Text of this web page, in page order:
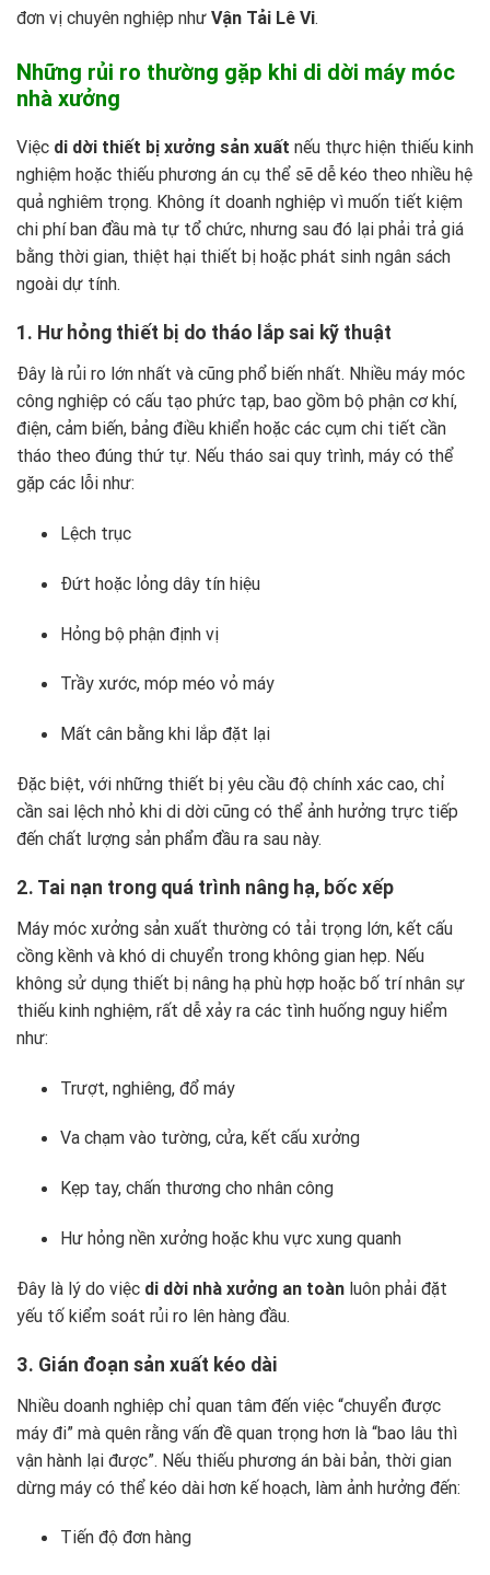
đơn vị chuyên nghiệp như Vận Tải Lê Vi.
Những rủi ro thường gặp khi di dời máy móc
nhà xưởng
Việc di dời thiết bị xưởng sản xuất nếu thực hiện thiếu kinh
nghiệm hoặc thiếu phương án cụ thể sẽ dễ kéo theo nhiều hệ
quả nghiêm trọng. Không ít doanh nghiệp vì muốn tiết kiệm
chi phí ban đầu mà tự tổ chức, nhưng sau đó lại phải trả giá
bằng thời gian, thiệt hại thiết bị hoặc phát sinh ngân sách
ngoài dự tính.
1. Hư hỏng thiết bị do tháo lắp sai kỹ thuật
Đây là rủi ro lớn nhất và cũng phổ biến nhất. Nhiều máy móc
công nghiệp có cấu tạo phức tạp, bao gồm bộ phận cơ khí,
điện, cảm biến, bảng điều khiển hoặc các cụm chi tiết cần
tháo theo đúng thứ tự. Nếu tháo sai quy trình, máy có thể
gặp các lỗi như:
Lệch trục
Đứt hoặc lỏng dây tín hiệu
Hỏng bộ phận định vị
Trầy xước, móp méo vỏ máy
Mất cân bằng khi lắp đặt lại
Đặc biệt, với những thiết bị yêu cầu độ chính xác cao, chỉ
cần sai lệch nhỏ khi di dời cũng có thể ảnh hưởng trực tiếp
đến chất lượng sản phẩm đầu ra sau này.
2. Tai nạn trong quá trình nâng hạ, bốc xếp
Máy móc xưởng sản xuất thường có tải trọng lớn, kết cấu
cồng kềnh và khó di chuyển trong không gian hẹp. Nếu
không sử dụng thiết bị nâng hạ phù hợp hoặc bố trí nhân sự
thiếu kinh nghiệm, rất dễ xảy ra các tình huống nguy hiểm
như:
Trượt, nghiêng, đổ máy
Va chạm vào tường, cửa, kết cấu xưởng
Kẹp tay, chấn thương cho nhân công
Hư hỏng nền xưởng hoặc khu vực xung quanh
Đây là lý do việc di dời nhà xưởng an toàn luôn phải đặt
yếu tố kiểm soát rủi ro lên hàng đầu.
3. Gián đoạn sản xuất kéo dài
Nhiều doanh nghiệp chỉ quan tâm đến việc “chuyển được
máy đi” mà quên rằng vấn đề quan trọng hơn là “bao lâu thì
vận hành lại được”. Nếu thiếu phương án bài bản, thời gian
dừng máy có thể kéo dài hơn kế hoạch, làm ảnh hưởng đến:
Tiến độ đơn hàng